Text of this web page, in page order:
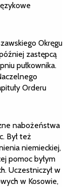
Okręgu
zastępcą
pułkownika.
Orderu
nabożeństwa
Był też
niemieckiej,
pomoc byłym
Uczestniczył w
w Kosowie,